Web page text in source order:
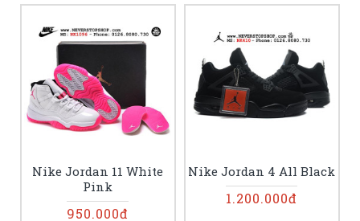
Nike Jordan 11 White
Pink
950.000đ
Nike Jordan 4 All Black
1.200.000đ